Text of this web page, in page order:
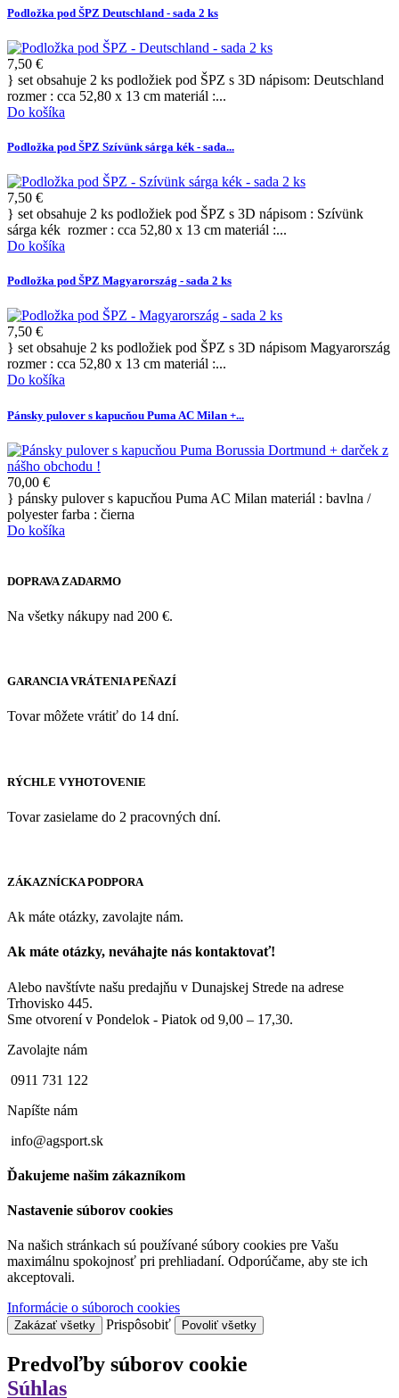
Podložka pod ŠPZ Deutschland - sada 2 ks
7,50 €
} set obsahuje 2 ks podložiek pod ŠPZ s 3D nápisom: Deutschland
rozmer : cca 52,80 x 13 cm materiál :...
Do košíka
Podložka pod ŠPZ Szívünk sárga kék - sada...
7,50 €
} set obsahuje 2 ks podložiek pod ŠPZ s 3D nápisom : Szívünk
sárga kék rozmer : cca 52,80 x 13 cm materiál :...
Do košíka
Podložka pod ŠPZ Magyarország - sada 2 ks
7,50 €
} set obsahuje 2 ks podložiek pod ŠPZ s 3D nápisom Magyarország
rozmer : cca 52,80 x 13 cm materiál :...
Do košíka
Pánsky pulover s kapucňou Puma AC Milan +...
70,00 €
} pánsky pulover s kapucňou Puma AC Milan materiál : bavlna /
polyester farba : čierna
Do košíka
DOPRAVA ZADARMO
Na všetky nákupy nad 200 €.
GARANCIA VRÁTENIA PEŇAZÍ
Tovar môžete vrátiť do 14 dní.
RÝCHLE VYHOTOVENIE
Tovar zasielame do 2 pracovných dní.
ZÁKAZNÍCKA PODPORA
Ak máte otázky, zavolajte nám.
Ak máte otázky, neváhajte nás kontaktovať!
Alebo navštívte našu predajňu v Dunajskej Strede na adrese
Trhovisko 445.
Sme otvorení v Pondelok - Piatok od 9,00 – 17,30.
Zavolajte nám
0911 731 122
Napíšte nám
info@agsport.sk
Ďakujeme našim zákazníkom
Nastavenie súborov cookies
Na našich stránkach sú používané súbory cookies pre Vašu
maximálnu spokojnosť pri prehliadaní. Odporúčame, aby ste ich
akceptovali.
Informácie o súboroch cookies
Zakázať všetky Prispôsobiť Povoliť všetky
Predvoľby súborov cookie
Súhlas